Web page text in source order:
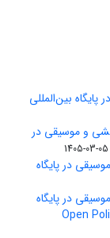
بین‌المللی
و موسیقی در
1405-03-05
در پایگاه
در پایگاه